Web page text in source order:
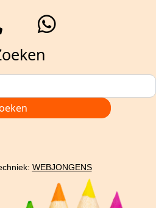
for results.
WEBJONGENS